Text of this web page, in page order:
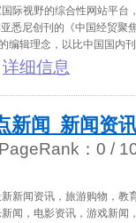
际视野的综合性网站平台
悉尼创刊的《中国经贸聚
编辑理念，以比中国国内
会建设，满足C字级企业高
理需求。政府经济部门的
详细信息
新闻_新闻资
PageRank： 0 /
新闻资讯，旅游购物，教
闻，电影资讯，游戏新闻